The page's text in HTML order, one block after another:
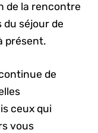
de la rencontre
séjour de
présent.
de
ceux qui
vous